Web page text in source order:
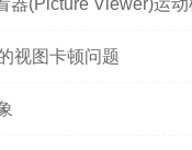
视图卡顿问题